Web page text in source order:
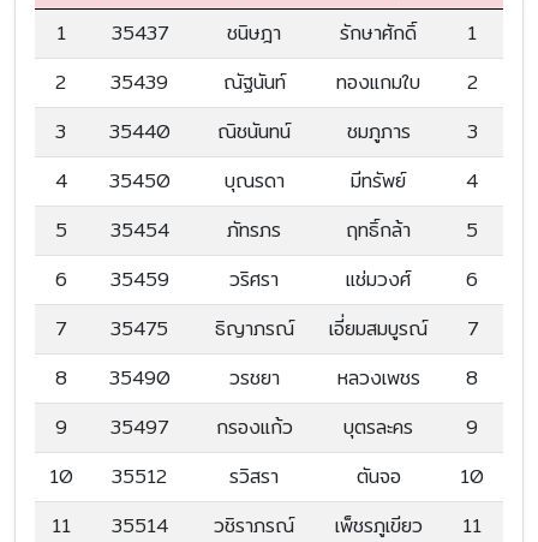
1
35437 ชนิษฎา รักษาศักดิ์
1
2
35439 ณัฐนันท์ ทองแกมใบ
2
3
35440 ณิชนันทน์ ชมภูภาร
3
4
35450 บุณรดา มีทรัพย์
4
5
35454 ภัทรภร ฤทธิ์กล้า
5
6
35459 วริศรา แช่มวงศ์
6
7
35475 ธิญาภรณ์ เอี่ยมสมบูรณ์
7
8
35490 วรชยา หลวงเพชร
8
9
35497 กรองแก้ว บุตรละคร
9
10
35512 รวิสรา ตันจอ
10
11
35514 วชิราภรณ์ เพ็ชรภูเขียว
11